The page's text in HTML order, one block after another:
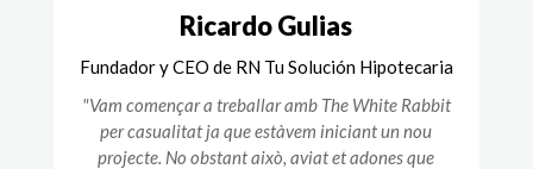
Ricardo Gulias
Fundador y CEO de RN Tu Solución Hipotecaria
"Vam començar a treballar amb The White Rabbit
per casualitat ja que estàvem iniciant un nou
projecte. No obstant això, aviat et adones que